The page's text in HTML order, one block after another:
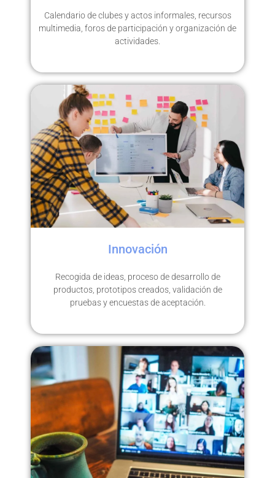
Calendario de clubes y actos informales, recursos
multimedia, foros de participación y organización de
actividades.
Innovación
Recogida de ideas, proceso de desarrollo de
productos, prototipos creados, validación de
pruebas y encuestas de aceptación.